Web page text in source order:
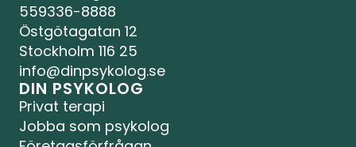
559336-8888
Östgötagatan 12
Stockholm 116 25
info@dinpsykolog.se
DIN PSYKOLOG
Privat terapi
Jobba som psykolog